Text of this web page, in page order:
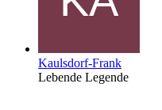
Kaulsdorf-Frank
Lebende Legende